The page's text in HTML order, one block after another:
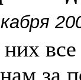
за